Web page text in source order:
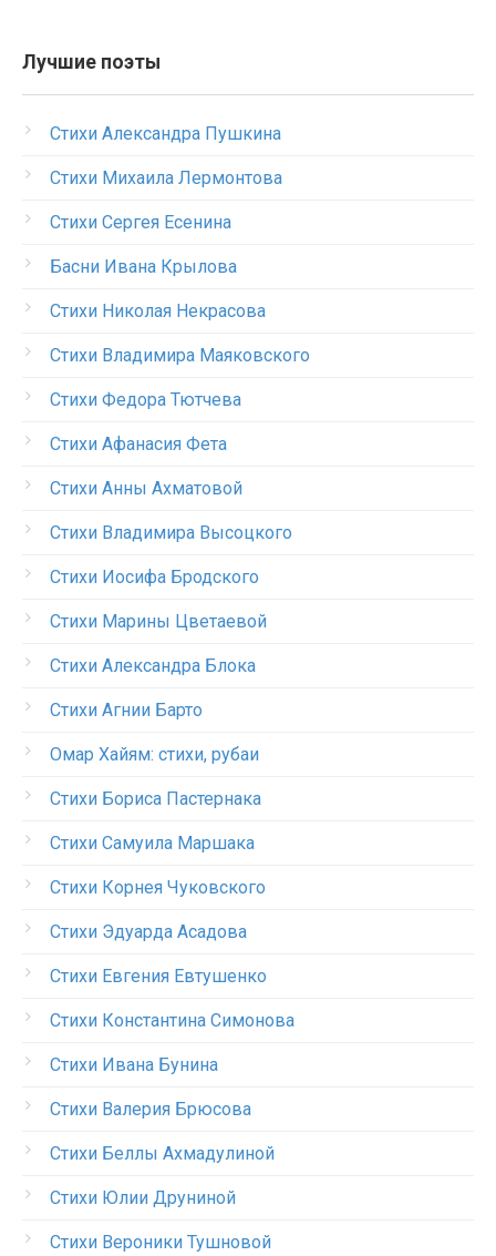
Лучшие поэты
Стихи Александра Пушкина
Стихи Михаила Лермонтова
Стихи Сергея Есенина
Басни Ивана Крылова
Стихи Николая Некрасова
Стихи Владимира Маяковского
Стихи Федора Тютчева
Стихи Афанасия Фета
Стихи Анны Ахматовой
Стихи Владимира Высоцкого
Стихи Иосифа Бродского
Стихи Марины Цветаевой
Стихи Александра Блока
Стихи Агнии Барто
Омар Хайям: стихи, рубаи
Стихи Бориса Пастернака
Стихи Самуила Маршака
Стихи Корнея Чуковского
Стихи Эдуарда Асадова
Стихи Евгения Евтушенко
Стихи Константина Симонова
Стихи Ивана Бунина
Стихи Валерия Брюсова
Стихи Беллы Ахмадулиной
Стихи Юлии Друниной
Стихи Вероники Тушновой